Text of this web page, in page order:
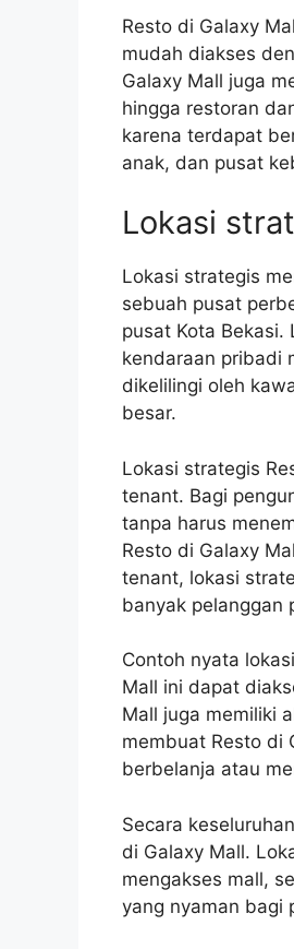
Resto di Galaxy
mudah diakses
Galaxy Mall juga
hingga restoran
karena terdapat
anak, dan pusat
Lokasi
Lokasi strategis
sebuah pusat
pusat Kota
kendaraan pribadi
dikelilingi oleh
besar.
Lokasi strategis
tenant. Bagi
tanpa harus
Resto di Galaxy
tenant, lokasi
banyak pelanggan
Contoh nyata
Mall ini dapat
Mall juga memiliki
membuat Resto di
berbelanja atau
Secara
di Galaxy Mall.
mengakses mall,
yang nyaman bagi